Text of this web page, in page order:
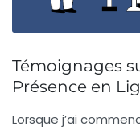
Témoignages
Présence en
Lorsque j’ai